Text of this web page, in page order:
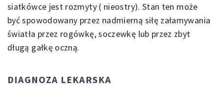
siatkówce jest rozmyty ( nieostry). Stan ten może
być spowodowany przez nadmierną siłę załamywania
światła przez rogówkę, soczewkę lub przez zbyt
długą gałkę oczną.
DIAGNOZA LEKARSKA